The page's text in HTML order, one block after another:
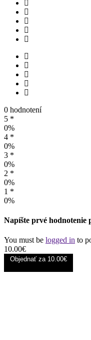
0 hodnotení
5 *
0%
4 *
0%
3 *
0%
2 *
0%
1 *
0%
Napíšte prvé
You must be logged in to
10.00€
Objednať za 10.00€